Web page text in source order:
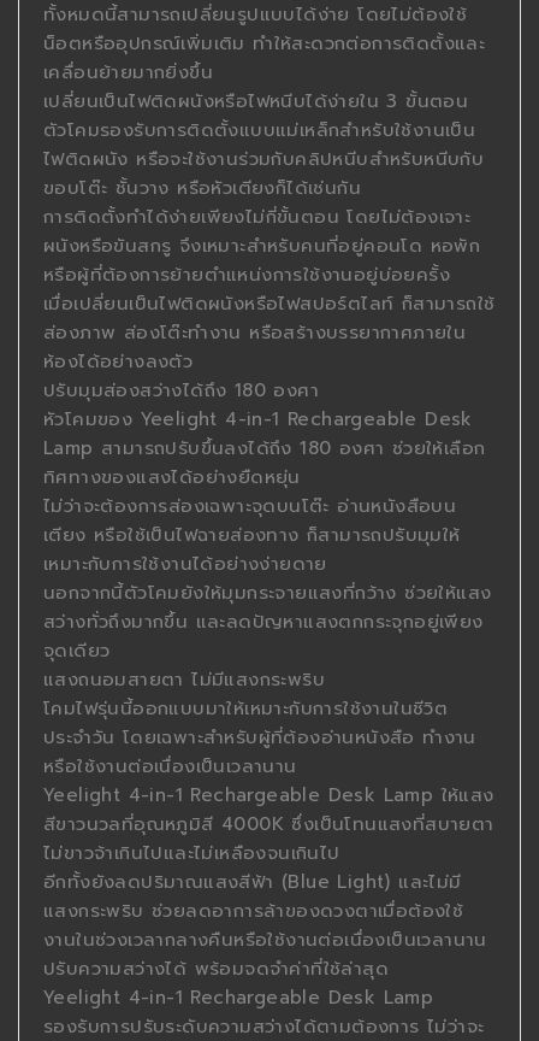
ทั้งหมดนี้สามารถเปลี่ยนรูปแบบได้ง่าย โดยไม่ต้องใช้
น็อตหรืออุปกรณ์เพิ่มเติม ทำให้สะดวกต่อการติดตั้งและ
เคลื่อนย้ายมากยิ่งขึ้น
เปลี่ยนเป็นไฟติดผนังหรือไฟหนีบได้ง่ายใน 3 ขั้นตอน
ตัวโคมรองรับการติดตั้งแบบแม่เหล็กสำหรับใช้งานเป็น
ไฟติดผนัง หรือจะใช้งานร่วมกับคลิปหนีบสำหรับหนีบกับ
ขอบโต๊ะ ชั้นวาง หรือหัวเตียงก็ได้เช่นกัน
การติดตั้งทำได้ง่ายเพียงไม่กี่ขั้นตอน โดยไม่ต้องเจาะ
ผนังหรือขันสกรู จึงเหมาะสำหรับคนที่อยู่คอนโด หอพัก
หรือผู้ที่ต้องการย้ายตำแหน่งการใช้งานอยู่บ่อยครั้ง
เมื่อเปลี่ยนเป็นไฟติดผนังหรือไฟสปอร์ตไลท์ ก็สามารถใช้
ส่องภาพ ส่องโต๊ะทำงาน หรือสร้างบรรยากาศภายใน
ห้องได้อย่างลงตัว
ปรับมุมส่องสว่างได้ถึง 180 องศา
หัวโคมของ Yeelight 4-in-1 Rechargeable Desk
Lamp สามารถปรับขึ้นลงได้ถึง 180 องศา ช่วยให้เลือก
ทิศทางของแสงได้อย่างยืดหยุ่น
ไม่ว่าจะต้องการส่องเฉพาะจุดบนโต๊ะ อ่านหนังสือบน
เตียง หรือใช้เป็นไฟฉายส่องทาง ก็สามารถปรับมุมให้
เหมาะกับการใช้งานได้อย่างง่ายดาย
นอกจากนี้ตัวโคมยังให้มุมกระจายแสงที่กว้าง ช่วยให้แสง
สว่างทั่วถึงมากขึ้น และลดปัญหาแสงตกกระจุกอยู่เพียง
จุดเดียว
แสงถนอมสายตา ไม่มีแสงกระพริบ
โคมไฟรุ่นนี้ออกแบบมาให้เหมาะกับการใช้งานในชีวิต
ประจำวัน โดยเฉพาะสำหรับผู้ที่ต้องอ่านหนังสือ ทำงาน
หรือใช้งานต่อเนื่องเป็นเวลานาน
Yeelight 4-in-1 Rechargeable Desk Lamp ให้แสง
สีขาวนวลที่อุณหภูมิสี 4000K ซึ่งเป็นโทนแสงที่สบายตา
ไม่ขาวจ้าเกินไปและไม่เหลืองจนเกินไป
อีกทั้งยังลดปริมาณแสงสีฟ้า (Blue Light) และไม่มี
แสงกระพริบ ช่วยลดอาการล้าของดวงตาเมื่อต้องใช้
งานในช่วงเวลากลางคืนหรือใช้งานต่อเนื่องเป็นเวลานาน
ปรับความสว่างได้ พร้อมจดจำค่าที่ใช้ล่าสุด
Yeelight 4-in-1 Rechargeable Desk Lamp
รองรับการปรับระดับความสว่างได้ตามต้องการ ไม่ว่าจะ